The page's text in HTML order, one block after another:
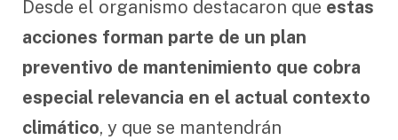
Desde el organismo destacaron que estas
acciones forman parte de un plan
preventivo de mantenimiento que cobra
especial relevancia en el actual contexto
climático, y que se mantendrán